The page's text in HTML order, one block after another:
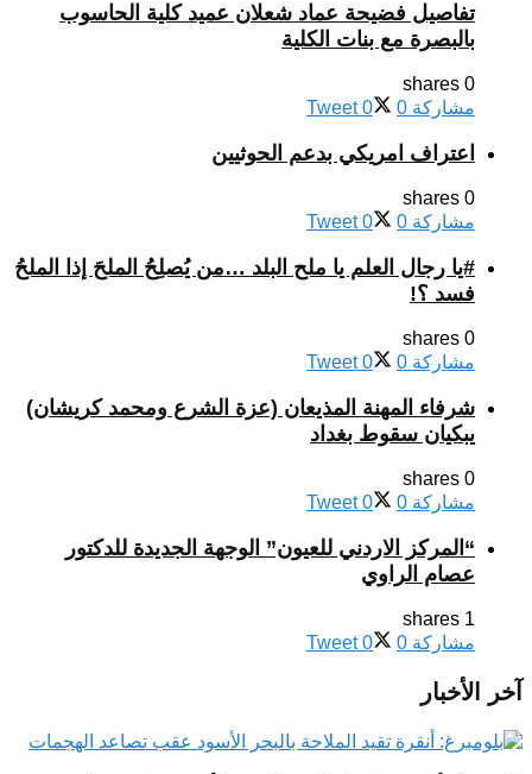
تفاصيل فضيحة عماد شعلان عميد كلية الحاسوب
بالبصرة مع بنات الكلية
0 shares
مشاركة 0
Tweet 0
اعتراف امريكي بدعم الحوثيين
0 shares
مشاركة 0
Tweet 0
#يا رجال العلم يا ملح البلد …من يُصلِحُ الملحَ إذا الملحُ
فسد ؟!
0 shares
مشاركة 0
Tweet 0
شرفاء المهنة المذيعان (عزة الشرع ومحمد كريشان)
يبكيان سقوط بغداد
0 shares
مشاركة 0
Tweet 0
“المركز الاردني للعيون” الوجهة الجديدة للدكتور
عصام الراوي
1 shares
مشاركة 0
Tweet 0
آخر الأخبار